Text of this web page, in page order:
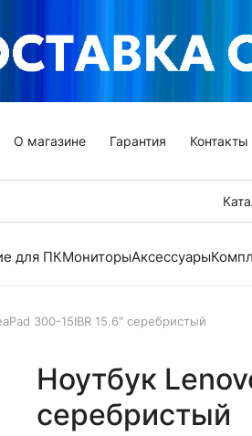
О магазине Гарантия Контакты
для ПКМониторыАксессуары
300-15IBR 15.6" серебристый
Ноутбук
серебристый